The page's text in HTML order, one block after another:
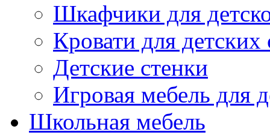
Шкафчики для
Кровати для детских
Детские стенки
Игровая мебель для
Школьная мебель